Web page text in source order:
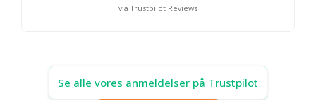
via Trustpilot Reviews
Se alle vores anmeldelser på Trustpilot